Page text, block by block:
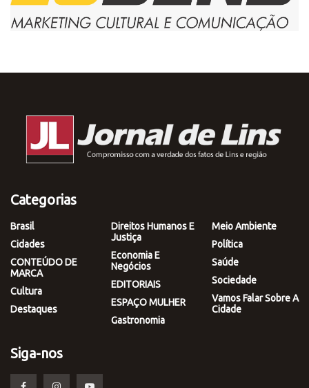
Categorias
Brasil
Cidades
CONTEÚDO DE
MARCA
Cultura
Destaques
Direitos Humanos E
Justiça
Economia E
Negócios
EDITORIAIS
ESPAÇO MULHER
Gastronomia
Meio Ambiente
Política
Saúde
Sociedade
Vamos Falar Sobre A
Cidade
Siga-nos